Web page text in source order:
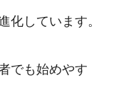
化しています。
でも始めやす